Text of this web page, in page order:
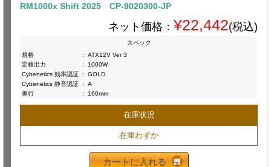
RM1000x Shift 2025 CP-9020300-JP
ネット価格： ¥22,442(税込)
スペック
規格
:
ATX12V Ver 3
定格出力
:
1000W
Cybenetics 効率認証 :
GOLD
Cybenetics 静音認証 :
A
奥行
: 160mm
在庫状況
在庫わずか
カートに入れる